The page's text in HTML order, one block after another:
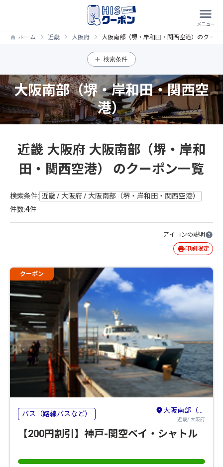
ホーム 近畿 大阪府 大阪南部（堺・岸和田・関西空港）のクーポ
検索条件
大阪南部（堺・岸和田・関西空
港）
近畿 大阪府 大阪南部（堺・岸和
田・関西空港） のクーポン一覧
検索条件: 近畿 / 大阪府 / 大阪南部（堺・岸和田・関西空港）
件数:4件
アイコンの説明
印刷限定
クーポン
バス（路線バスなど） 大阪南部（堺・岸和田・関西空港）
近畿/ 大阪府
【200円割引】神戸-関空ベイ・シャトル